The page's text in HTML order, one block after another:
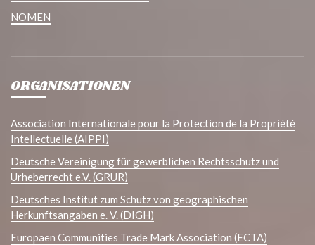
NOMEN
ORGANISATIONEN
Association Internationale pour la Protection de la Propriété
Intellectuelle (AIPPI)
Deutsche Vereinigung für gewerblichen Rechtsschutz und
Urheberrecht e.V. (GRUR)
Deutsches Institut zum Schutz von geographischen
Herkunftsangaben e. V. (DIGH)
Europaen Communities Trade Mark Association (ECTA)